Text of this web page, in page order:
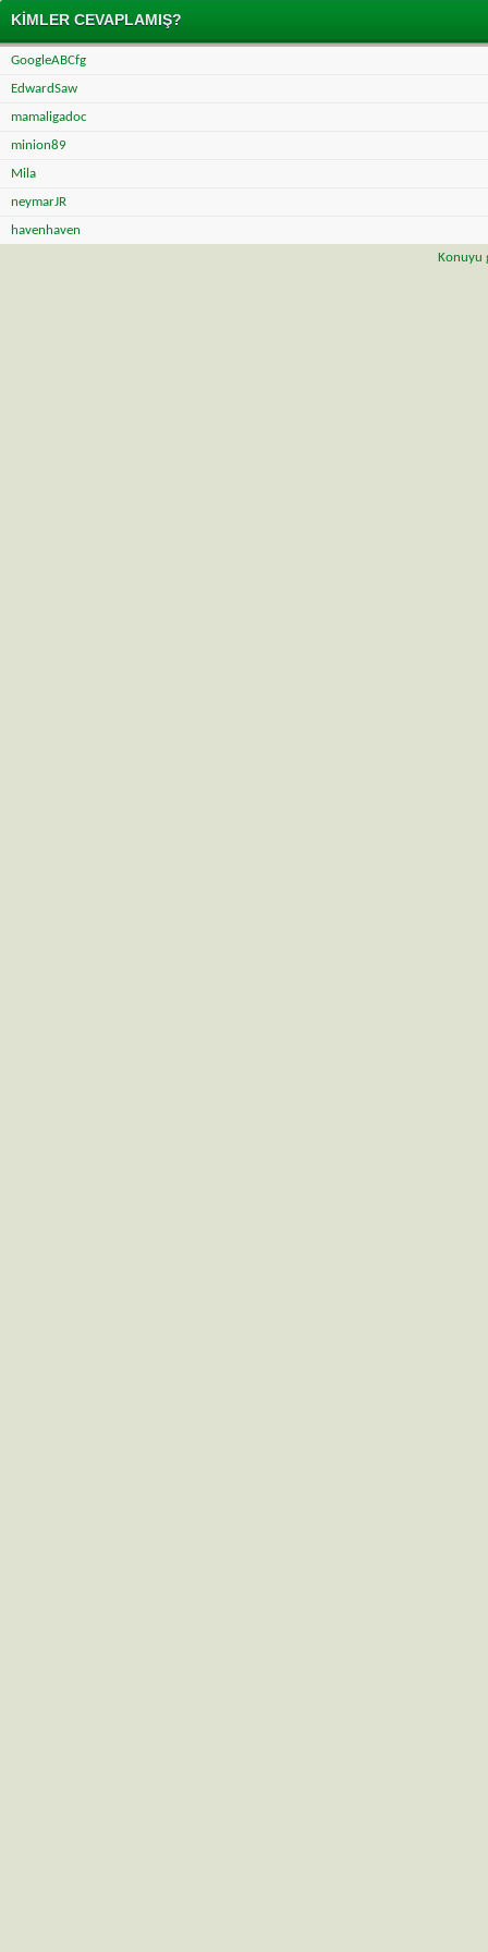
KIMLER CEVAPLAMIŞ?
GoogleABCfg
EdwardSaw
mamaligadoc
minion89
Mila
neymarJR
havenhaven
Konuyu